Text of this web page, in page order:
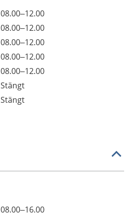
08.00–12.00
08.00–12.00
08.00–12.00
08.00–12.00
08.00–12.00
Stängt
Stängt
08.00–16.00